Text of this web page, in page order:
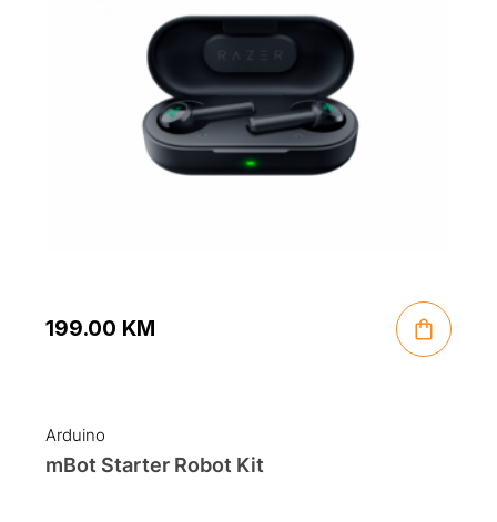
199.00 KM
Arduino
mBot Starter Robot Kit